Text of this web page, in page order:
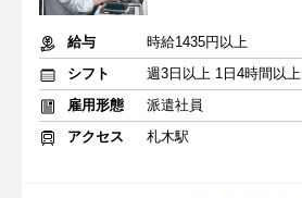
給与
時給1435円以上
シフト
週3日以上 1日4時間以上
雇用形態
派遣社員
アクセス
札木駅